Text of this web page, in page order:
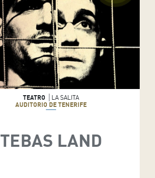
TEATRO
LA SALITA
AUDITORIO DE TENERIFE
TEBAS LAND